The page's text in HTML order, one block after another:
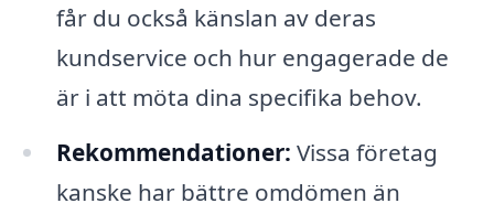
får du också känslan av deras
kundservice och hur engagerade de
är i att möta dina specifika behov.
Rekommendationer: Vissa företag
kanske har bättre omdömen än